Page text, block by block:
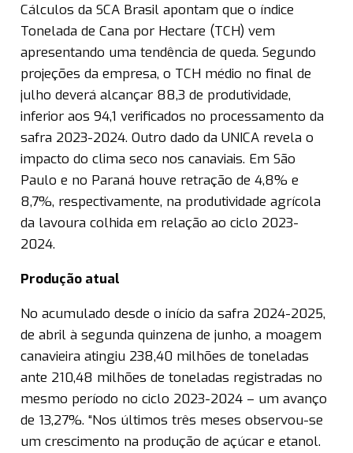
Cálculos da SCA Brasil apontam que o índice
Tonelada de Cana por Hectare (TCH) vem
apresentando uma tendência de queda. Segundo
projeções da empresa, o TCH médio no final de
julho deverá alcançar 88,3 de produtividade,
inferior aos 94,1 verificados no processamento da
safra 2023-2024. Outro dado da UNICA revela o
impacto do clima seco nos canaviais. Em São
Paulo e no Paraná houve retração de 4,8% e
8,7%, respectivamente, na produtividade agrícola
da lavoura colhida em relação ao ciclo 2023-
2024.
Produção atual
No acumulado desde o início da safra 2024-2025,
de abril à segunda quinzena de junho, a moagem
canavieira atingiu 238,40 milhões de toneladas
ante 210,48 milhões de toneladas registradas no
mesmo período no ciclo 2023-2024 – um avanço
de 13,27%. “Nos últimos três meses observou-se
um crescimento na produção de açúcar e etanol.